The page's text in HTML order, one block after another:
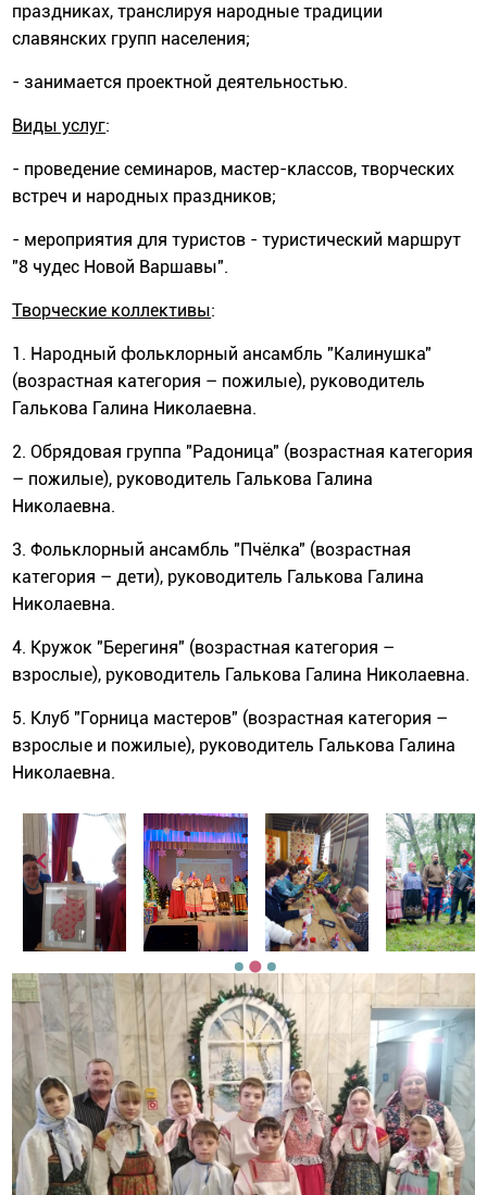
праздниках, транслируя народные традиции
славянских групп населения;
- занимается проектной деятельностью.
Виды услуг:
- проведение семинаров, мастер-классов, творческих
встреч и народных праздников;
- мероприятия для туристов - туристический маршрут
"8 чудес Новой Варшавы".
Творческие коллективы:
1. Народный фольклорный ансамбль "Калинушка"
(возрастная категория – пожилые), руководитель
Галькова Галина Николаевна.
2. Обрядовая группа "Радоница" (возрастная категория
– пожилые), руководитель Галькова Галина
Николаевна.
3. Фольклорный ансамбль "Пчёлка" (возрастная
категория – дети), руководитель Галькова Галина
Николаевна.
4. Кружок "Берегиня" (возрастная категория –
взрослые), руководитель Галькова Галина Николаевна.
5. Клуб "Горница мастеров" (возрастная категория –
взрослые и пожилые), руководитель Галькова Галина
Николаевна.